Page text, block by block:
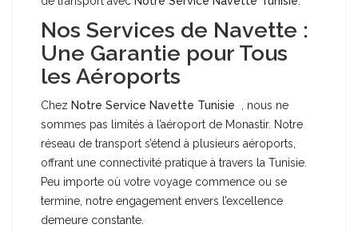
Nos Services de Navette :
Une Garantie pour Tous
les Aéroports
Chez Notre Service Navette Tunisie
, nous ne
sommes pas limités à l’aéroport de Monastir. Notre
réseau de transport s’étend à plusieurs aéroports,
offrant une connectivité pratique à travers la Tunisie.
Peu importe où votre voyage commence ou se
termine, notre engagement envers l’excellence
demeure constante.